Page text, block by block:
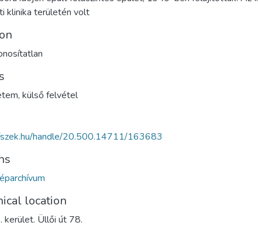
klinika területén volt
, külső felvétel
handle/20.500.14711/163683
location
kerület. Üllői út 78.